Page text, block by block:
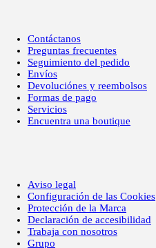
Contáctanos
Preguntas frecuentes
Seguimiento del pedido
Envíos
Devoluciónes y reembolsos
Formas de pago
Servicios
Encuentra una boutique
Aviso legal
Configuración de las Cookies
Protección de la Marca
Declaración de accesibilidad
Trabaja con nosotros
Grupo